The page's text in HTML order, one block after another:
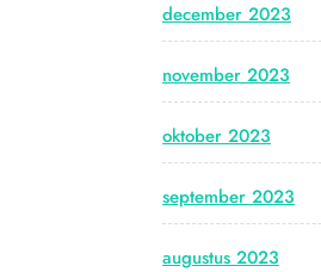
december 2023
november 2023
oktober 2023
september 2023
augustus 2023